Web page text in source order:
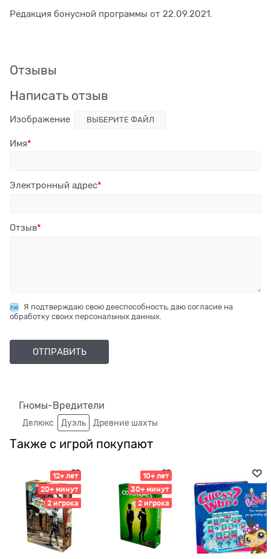
Редакция бонусной программы от 22.09.2021.
Отзывы
Написать отзыв
Изображение ВЫБЕРИТЕ ФАЙЛ
Имя
Электронный адрес
Отзыв
Я подтверждаю свою дееспособность, даю согласие на
обработку своих персональных данных.
Гномы-Вредители
Делюкс Дуэль Древние шахты
Также с игрой покупают
12+ лет
20+ минут
2 игрока
10+ лет
30+ минут
2 игрока